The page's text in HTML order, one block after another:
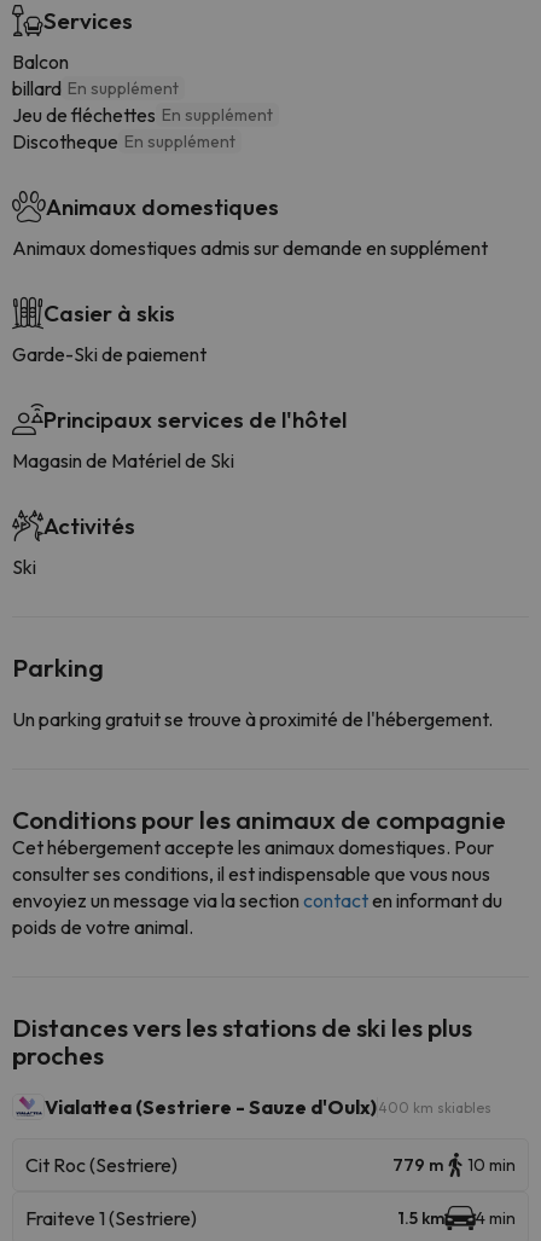
Services
Balcon
billard En supplément
Jeu de fléchettes En supplément
Discotheque En supplément
Animaux domestiques
Animaux domestiques admis sur demande en supplément
Casier à skis
Garde-Ski de paiement
Principaux services de l'hôtel
Magasin de Matériel de Ski
Activités
Ski
Parking
Un parking gratuit se trouve à proximité de l'hébergement.
Conditions pour les animaux de compagnie
Cet hébergement accepte les animaux domestiques. Pour
consulter ses conditions, il est indispensable que vous nous
envoyiez un message via la section contacten informant du
poids de votre animal.
Distances vers les stations de ski les plus
proches
Vialattea (Sestriere - Sauze d'Oulx)400 km skiables
Cit Roc (Sestriere) 779 m 10 min
Fraiteve 1 (Sestriere) 1.5 km 4 min